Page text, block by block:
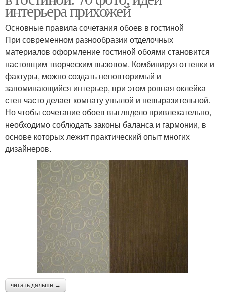
интерьера прихожей
Основные правила сочетания обоев в гостиной
При современном разнообразии отделочных
материалов оформление гостиной обоями становится
настоящим творческим вызовом. Комбинируя оттенки и
фактуры, можно создать неповторимый и
запоминающийся интерьер, при этом ровная оклейка
стен часто делает комнату унылой и невыразительной.
Но чтобы сочетание обоев выглядело привлекательно,
необходимо соблюдать законы баланса и гармонии, в
основе которых лежит практический опыт многих
дизайнеров.
читать дальше →